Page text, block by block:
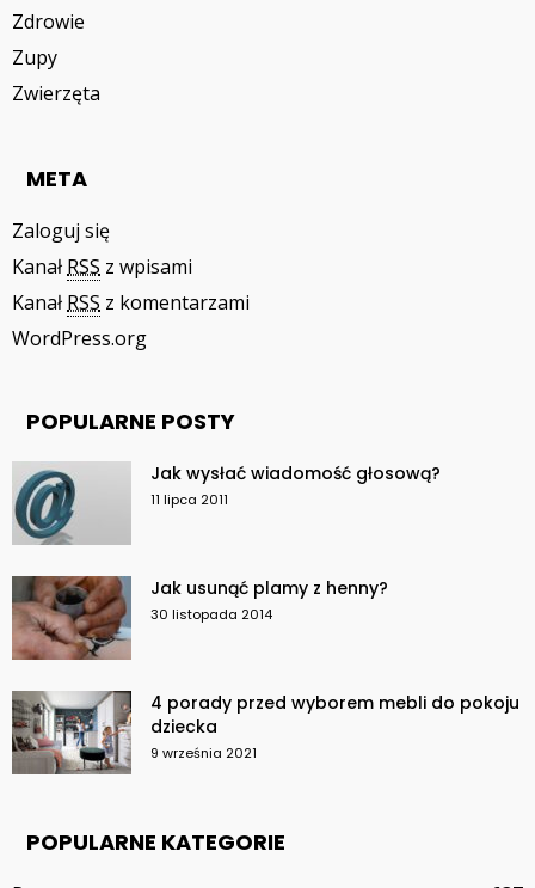
Zdrowie
Zupy
Zwierzęta
META
Zaloguj się
Kanał RSS z wpisami
Kanał RSS z komentarzami
WordPress.org
POPULARNE POSTY
Jak wysłać wiadomość głosową?
11 lipca 2011
Jak usunąć plamy z henny?
30 listopada 2014
4 porady przed wyborem mebli do pokoju
dziecka
9 września 2021
POPULARNE KATEGORIE